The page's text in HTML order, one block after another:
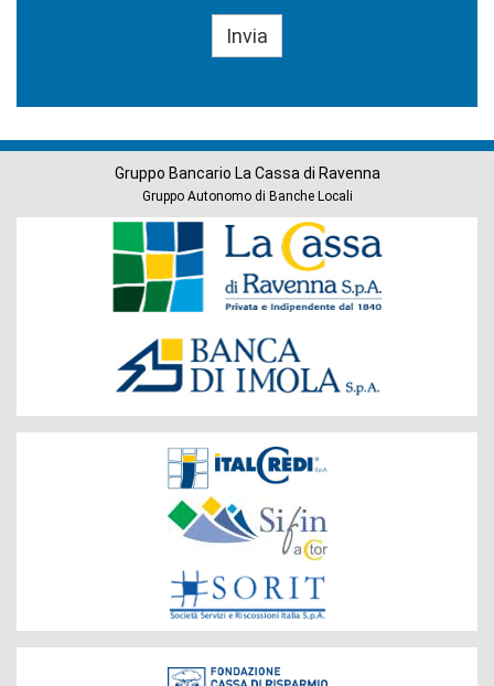
Gruppo Bancario La Cassa di Ravenna
Gruppo Autonomo di Banche Locali
Banche
Gruppo
Fondazione